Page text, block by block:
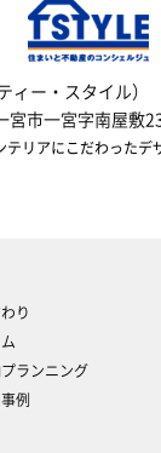
ィー・スタイル）
宮市一宮字南屋敷
テリアにこだわったデ
り
ランニング
例